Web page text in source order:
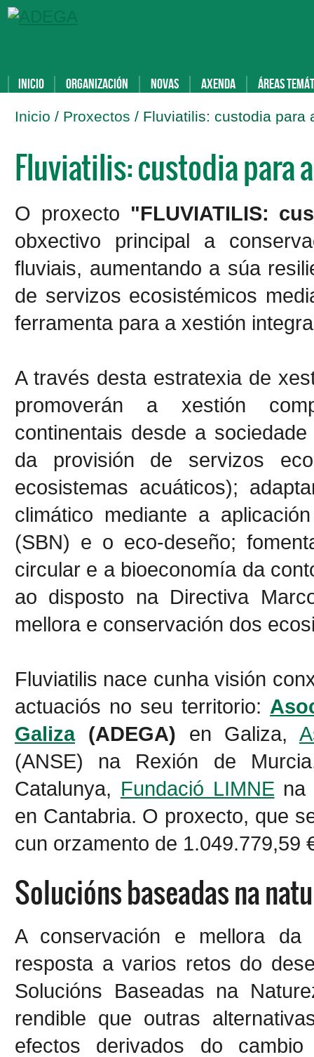
Inicio Organización Novas Axenda Áreas
Inicio / Proxectos / Fluviatilis: custodia para
Fluviatilis: custodia para
O proxecto "FLUVIATILIS:
obxectivo principal a
fluviais, aumentando a súa
de servizos ecosistémicos
ferramenta para a xestión
A través desta estratexia de
promoverán a xestión
continentais desde a
da provisión de servizos
ecosistemas acuáticos);
climático mediante a
(SBN) e o eco-deseño;
circular e a bioeconomía da
ao disposto na Directiva
mellora e conservación dos
Fluviatilis nace cunha visión
actuaciós no seu territorio:
Galiza(ADEGA) en Galiza,
(ANSE) na Rexión de
Catalunya, Fundació LIMNEna
en Cantabria. O proxecto, que
cun orzamento de 1.049.779,59
Solucións baseadas na
A conservación e mellora da
resposta a varios retos do
Solucións Baseadas na
rendible que outras
efectos derivados do